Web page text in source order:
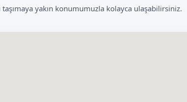
yakın konumumuzla kolayca ulaşabilirsiniz.